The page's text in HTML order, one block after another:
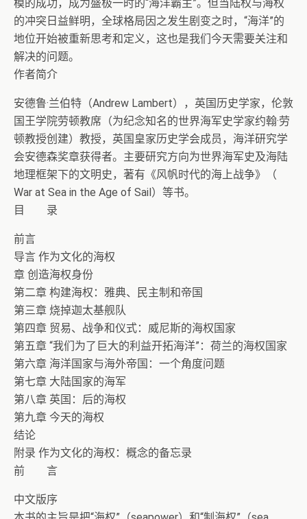
模的成功，成为盛极一时的“海洋霸主”。但当陆权与海权
的冲突日益鲜明，全球格局因之发生剧变之时，“海洋”的
地位开始被重新思考和定义，这也是我们今天需要关注和
解决的问题。
作者简介
安德鲁·兰伯特（Andrew Lambert），英国历史学家，伦敦
国王学院劳顿教席（为纪念知名的世界海军史学家约翰·劳
顿教授创建）教授，英国皇家历史学会成员，海洋研究学
会安德森奖章获得者。主要研究方向为世界海军史及海陆
地理框架下的文明史，著有《风帆时代的海上战争》（
War at Sea in the Age of Sail）等书。
目 录
前言
导言 作为文化的海权
章 创造海权身份
第二章 构建海权：雅典、民主制和帝国
第三章 烧掉迦太基舰队
第四章 贸易、战争和仪式：威尼斯的海权国家
第五章 “我们为了巨大的利益开拓海洋”：荷兰的海权国家
第六章 海洋国家与海外帝国：一个角度问题
第七章 大陆国家的海军
第八章 英国：后的海权
第九章 今天的海权
结论
附录 作为文化的海权：概念的备忘录
前 言
中文版序